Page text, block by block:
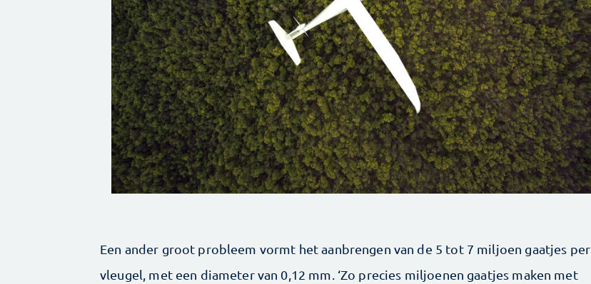
Een ander groot probleem vormt het aanbrengen van de 5 tot 7 miljoen gaatjes per
vleugel, met een diameter van 0,12 mm. ‘Zo precies miljoenen gaatjes maken met